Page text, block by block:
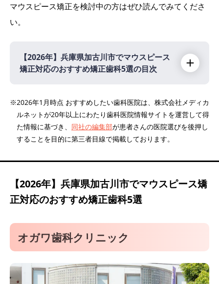
マウスピース矯正を検討中の方はぜひ読んでみてくださ
い。
【2026年】 兵庫県加古川市でマウスピース
矯正対応のおすすめ矯正歯科5選の目次
オガワ歯科クリニック
医療法人社団隆栄会中野デンタルクリニック
加古川駅前矯正歯科
多田歯科医院
※2026年1月時点 おすすめしたい歯科医院は、株式会社メディカ
ルネットが20年以上にわたり歯科医院情報サイトを運営して得
た情報に基づき、 同社の編集部が患者さんの医院選びを後押し
することを目的に第三者目線で掲載しております。
【2026年】 兵庫県加古川市でマウスピース矯
正対応のおすすめ矯正歯科5選
オガワ歯科クリニック